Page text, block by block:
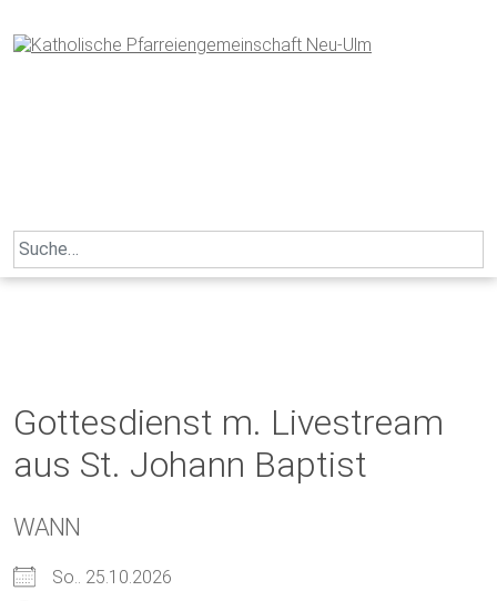
to
content
Search
for:
Gottesdienst m. Livestream
aus St. Johann Baptist
WANN
So.. 25.10.2026